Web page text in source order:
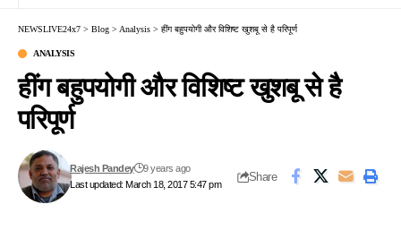
NEWSLIVE24x7 > Blog > Analysis > हींग बहुपयोगी और विशिष्ट खुशबू से है परिपूर्ण
ANALYSIS
हींग बहुपयोगी और विशिष्ट खुशबू से है
परिपूर्ण
Last updated: March 18, 2017 5:47 pm
Rajesh Pandey 9 years ago
Share